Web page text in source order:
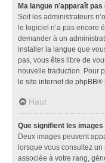
Ma langue n’apparaît
Soit les administrateurs
le logiciel n’a pas encore
demander à un
installer la langue que
pas, vous êtes libre de
nouvelle traduction. Pour
le site internet de phpBB®
Haut
Que signifient les
Deux images peuvent
lorsque vous consultez un
associée à votre rang,